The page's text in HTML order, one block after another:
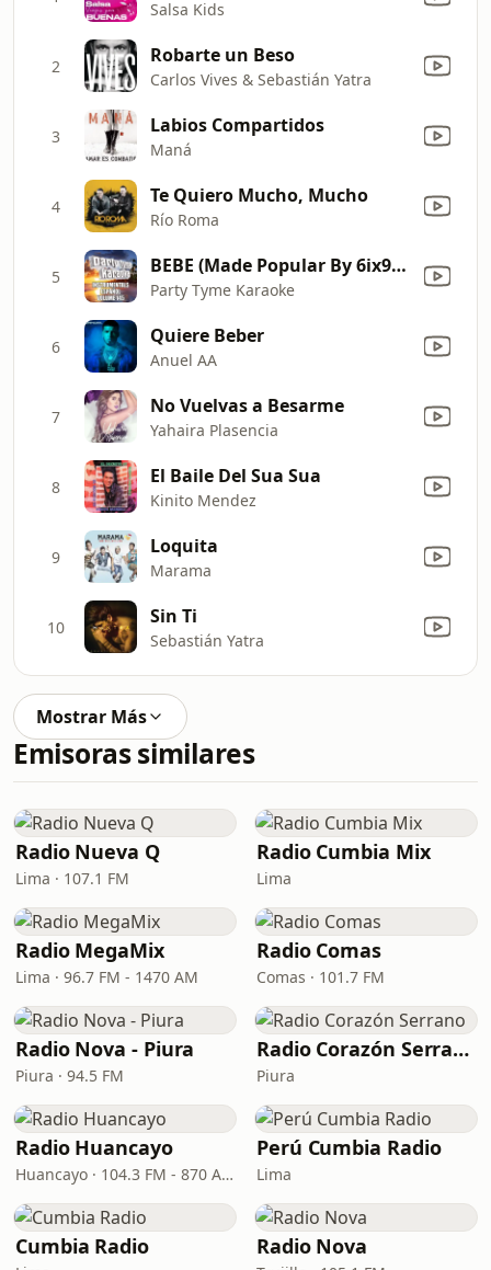
Salsa Kids
2 Robarte un Beso
Carlos Vives & Sebastián Yatra
3 Labios Compartidos
Maná
4 Te Quiero Mucho, Mucho
Río Roma
5 BEBE (Made Popular By 6ix9ine & Anuel AA) [Instrumental Version]
Party Tyme Karaoke
6 Quiere Beber
Anuel AA
7 No Vuelvas a Besarme
Yahaira Plasencia
8 El Baile Del Sua Sua
Kinito Mendez
9 Loquita
Marama
10 Sin Ti
Sebastián Yatra
Mostrar Más
Emisoras similares
Radio Nueva Q
Lima · 107.1 FM
Radio Cumbia Mix
Lima
Radio MegaMix
Lima · 96.7 FM - 1470 AM
Radio Comas
Comas · 101.7 FM
Radio Nova - Piura
Piura · 94.5 FM
Radio Corazón Serrano
Piura
Radio Huancayo
Huancayo · 104.3 FM - 870 AM
Perú Cumbia Radio
Lima
Cumbia Radio Radio Nova